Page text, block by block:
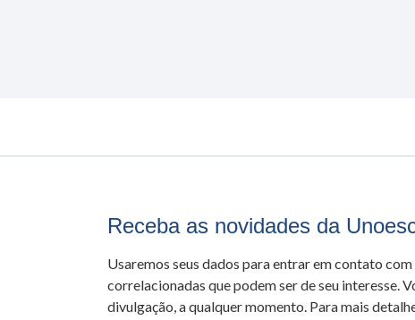
Receba as novidades da
Usaremos seus dados para entrar em contato
correlacionadas que podem ser de seu interesse.
divulgação, a qualquer momento. Para mais